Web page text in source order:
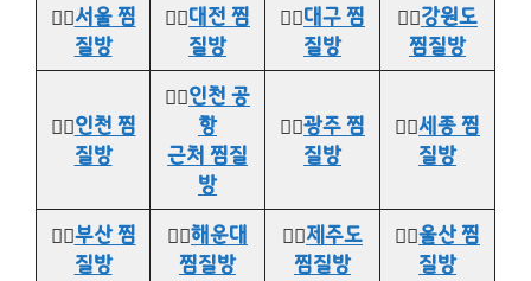
👉🏻서울 찜
질방
👉🏻대전 찜
질방
👉🏻대구 찜
질방
👉🏻강원도
찜질방
👉🏻인천 찜
질방
👉🏻인천 공
항
근처 찜질
방
👉🏻광주 찜
질방
👉🏻세종 찜
질방
👉🏻부산 찜
질방
👉🏻해운대
찜질방
👉🏻제주도
찜질방
👉🏻울산 찜
질방